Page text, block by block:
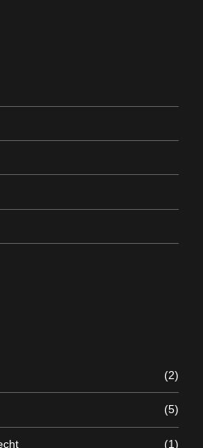
(2)
(5)
(1)